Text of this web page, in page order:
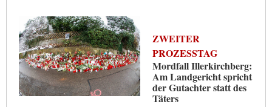
ZWEITER
PROZESSTAG
Mordfall Illerkirchberg:
Am Landgericht spricht
der Gutachter statt des
Täters